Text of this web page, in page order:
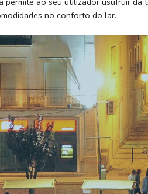
no conforto do lar.